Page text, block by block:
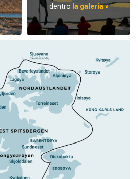
dentro la galería »